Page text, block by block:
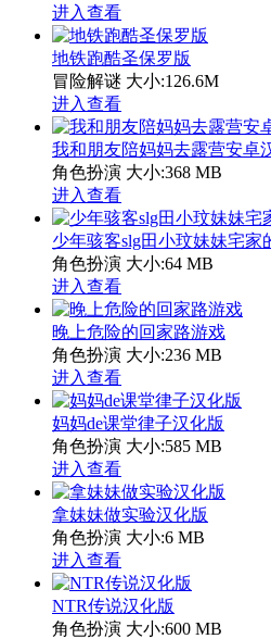
进入查看
地铁跑酷圣保罗版
冒险解谜 大小:126.6M
进入查看
我和朋友陪妈妈去露营安卓
角色扮演 大小:368 MB
进入查看
少年骇客slg田小玟妹妹宅家
角色扮演 大小:64 MB
进入查看
晚上危险的回家路游戏
角色扮演 大小:236 MB
进入查看
妈妈de课堂律子汉化版
角色扮演 大小:585 MB
进入查看
拿妹妹做实验汉化版
角色扮演 大小:6 MB
进入查看
NTR传说汉化版
角色扮演 大小:600 MB